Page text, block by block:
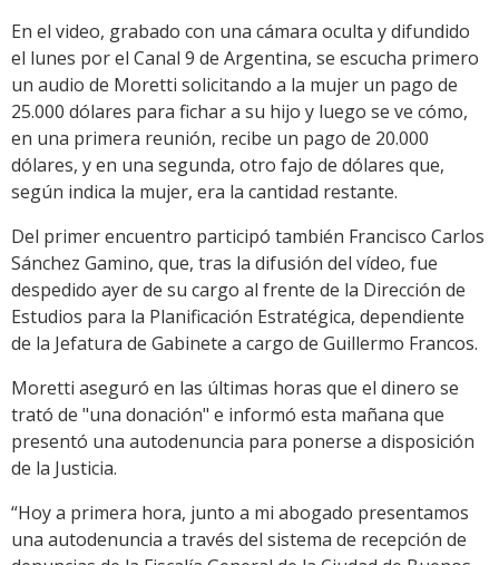
En el video, grabado con una cámara oculta y difundido
el lunes por el Canal 9 de Argentina, se escucha primero
un audio de Moretti solicitando a la mujer un pago de
25.000 dólares para fichar a su hijo y luego se ve cómo,
en una primera reunión, recibe un pago de 20.000
dólares, y en una segunda, otro fajo de dólares que,
según indica la mujer, era la cantidad restante.
Del primer encuentro participó también Francisco Carlos
Sánchez Gamino, que, tras la difusión del vídeo, fue
despedido ayer de su cargo al frente de la Dirección de
Estudios para la Planificación Estratégica, dependiente
de la Jefatura de Gabinete a cargo de Guillermo Francos.
Moretti aseguró en las últimas horas que el dinero se
trató de "una donación" e informó esta mañana que
presentó una autodenuncia para ponerse a disposición
de la Justicia.
“Hoy a primera hora, junto a mi abogado presentamos
una autodenuncia a través del sistema de recepción de